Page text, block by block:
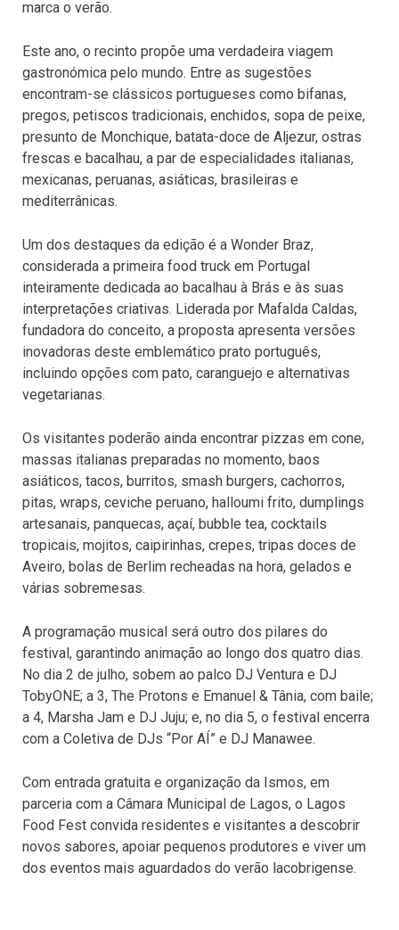
marca o verão.
Este ano, o recinto propõe uma verdadeira viagem
gastronómica pelo mundo. Entre as sugestões
encontram-se clássicos portugueses como bifanas,
pregos, petiscos tradicionais, enchidos, sopa de peixe,
presunto de Monchique, batata-doce de Aljezur, ostras
frescas e bacalhau, a par de especialidades italianas,
mexicanas, peruanas, asiáticas, brasileiras e
mediterrânicas.
Um dos destaques da edição é a Wonder Braz,
considerada a primeira food truck em Portugal
inteiramente dedicada ao bacalhau à Brás e às suas
interpretações criativas. Liderada por Mafalda Caldas,
fundadora do conceito, a proposta apresenta versões
inovadoras deste emblemático prato português,
incluindo opções com pato, caranguejo e alternativas
vegetarianas.
Os visitantes poderão ainda encontrar pizzas em cone,
massas italianas preparadas no momento, baos
asiáticos, tacos, burritos, smash burgers, cachorros,
pitas, wraps, ceviche peruano, halloumi frito, dumplings
artesanais, panquecas, açaí, bubble tea, cocktails
tropicais, mojitos, caipirinhas, crepes, tripas doces de
Aveiro, bolas de Berlim recheadas na hora, gelados e
várias sobremesas.
A programação musical será outro dos pilares do
festival, garantindo animação ao longo dos quatro dias.
No dia 2 de julho, sobem ao palco DJ Ventura e DJ
TobyONE; a 3, The Protons e Emanuel & Tânia, com baile;
a 4, Marsha Jam e DJ Juju; e, no dia 5, o festival encerra
com a Coletiva de DJs “Por AÍ” e DJ Manawee.
Com entrada gratuita e organização da Ismos, em
parceria com a Câmara Municipal de Lagos, o Lagos
Food Fest convida residentes e visitantes a descobrir
novos sabores, apoiar pequenos produtores e viver um
dos eventos mais aguardados do verão lacobrigense.